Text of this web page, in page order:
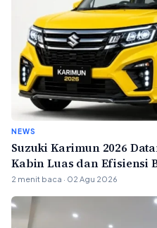
NEWS
Suzuki Karimun 2026
Kabin Luas dan Efisiensi
2 menit baca · 02 Agu 2026